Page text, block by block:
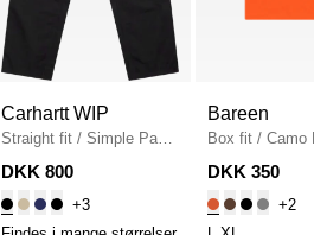
Carhartt WIP
Straight fit / Simple Pant
I020075 / BLACK
DKK 800
+3
Bareen
Box fit / Camo
Fit T-shirt /
DKK 350
+2